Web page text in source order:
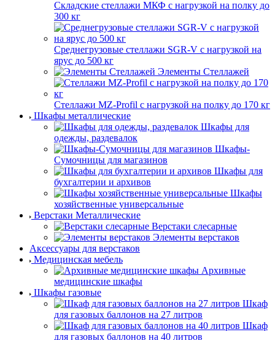
Складские стеллажи МКФ с нагрузкой на полку до
300 кг
Среднегрузовые стеллажи SGR-V с нагрузкой на
ярус до 500 кг
Элементы Стеллажей
Стеллажи MZ-Profil с нагрузкой на полку до 170 кг
Шкафы металлические
Шкафы для
одежды, раздевалок
Шкафы-
Сумочницы для магазинов
Шкафы для
бухгалтерии и архивов
Шкафы
хозяйственные универсальные
Верстаки Металлические
Верстаки слесарные
Элементы верстаков
Аксессуары для верстаков
Медицинская мебель
Архивные
медицинские шкафы
Шкафы газовые
Шкаф
для газовых баллонов на 27 литров
Шкаф
для газовых баллонов на 40 литров